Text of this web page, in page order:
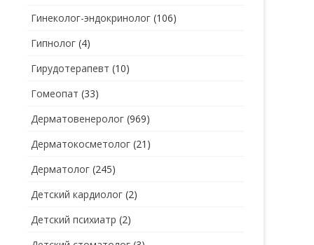
Гинеколог-эндокринолог (106)
Гипнолог (4)
Гирудотерапевт (10)
Гомеопат (33)
Дерматовенеролог (969)
Дерматокосметолог (21)
Дерматолог (245)
Детский кардиолог (2)
Детский психиатр (2)